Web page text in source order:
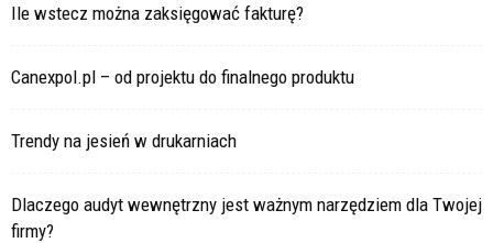
Ile wstecz można zaksięgować fakturę?
Canexpol.pl – od projektu do finalnego produktu
Trendy na jesień w drukarniach
Dlaczego audyt wewnętrzny jest ważnym narzędziem dla Twojej
firmy?